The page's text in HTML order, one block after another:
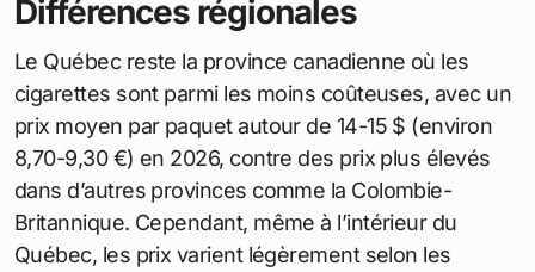
Différences régionales
Le Québec reste la province canadienne où les
cigarettes sont parmi les moins coûteuses, avec un
prix moyen par paquet autour de 14-15 $ (environ
8,70-9,30 €) en 2026, contre des prix plus élevés
dans d’autres provinces comme la Colombie-
Britannique. Cependant, même à l’intérieur du
Québec, les prix varient légèrement selon les